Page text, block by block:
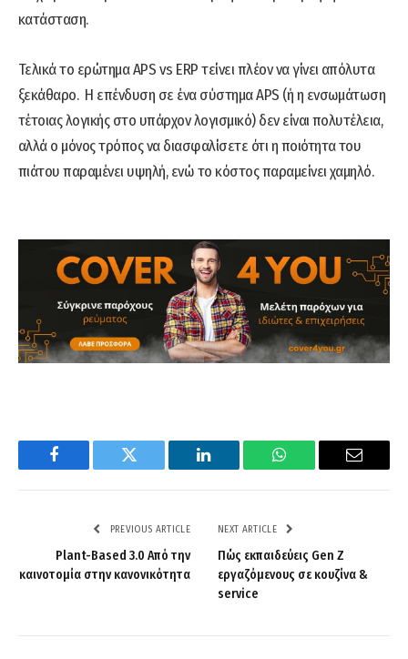
κατάσταση.
Τελικά το ερώτημα APS vs ERP τείνει πλέον να γίνει απόλυτα
ξεκάθαρο. Η επένδυση σε ένα σύστημα APS (ή η ενσωμάτωση
τέτοιας λογικής στο υπάρχον λογισμικό) δεν είναι πολυτέλεια,
αλλά ο μόνος τρόπος να διασφαλίσετε ότι η ποιότητα του
πιάτου παραμένει υψηλή, ενώ το κόστος παραμείνει χαμηλό.
Facebook Twitter LinkedIn WhatsApp Email
PREVIOUS ARTICLE
Plant-Based 3.0 Από την
καινοτομία στην κανονικότητα
NEXT ARTICLE
Πώς εκπαιδεύεις Gen Z
εργαζόμενους σε κουζίνα &
service